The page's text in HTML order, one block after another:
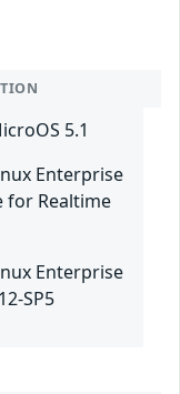
5.1
Enterprise
for Realtime
Enterprise
SP5